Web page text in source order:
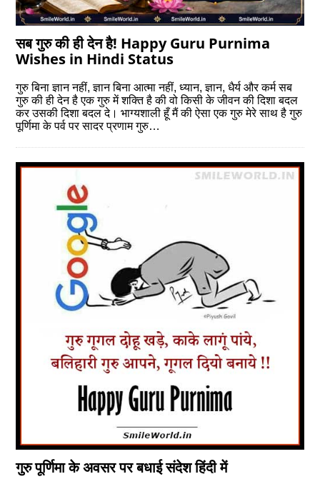
सब गुरु की ही देन है! Happy Guru Purnima
Wishes in Hindi Status
गुरु बिना ज्ञान नहीं, ज्ञान बिना आत्मा नहीं, ध्‍यान, ज्ञान, धैर्य और कर्म सब
गुरु की ही देन है एक गुरु में शक्ति है की वो किसी के जीवन की दिशा बदल
कर उसकी दिशा बदल दे। भाग्यशाली हूँ मैं की ऐसा एक गुरु मेरे साथ है गुरु
पूर्णिमा के पर्व पर सादर प्रणाम गुरु…
गुरु पूर्णिमा के अवसर पर बधाई संदेश हिंदी में